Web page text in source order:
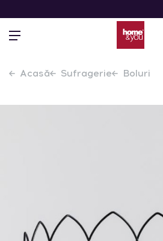
Acasă Sufragerie Boluri